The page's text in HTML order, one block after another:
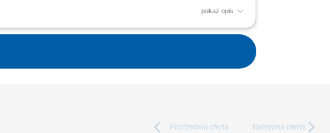
pokaż opis
Poprzednia oferta Następna oferta